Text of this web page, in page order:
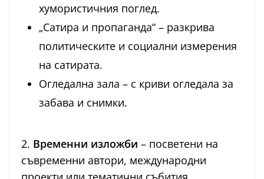
хумористичния поглед.
„Сатира и пропаганда“ – разкрива
политическите и социални измерения
на сатирата.
Огледална зала – с криви огледала за
забава и снимки.
2. Временни изложби – посветени на
съвременни автори, международни